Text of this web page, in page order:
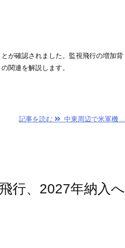
が確認されました。監視飛行の増加背
関連を解説します。
記事を読む 中東周辺で米軍機 ...
行、2027年納入へ